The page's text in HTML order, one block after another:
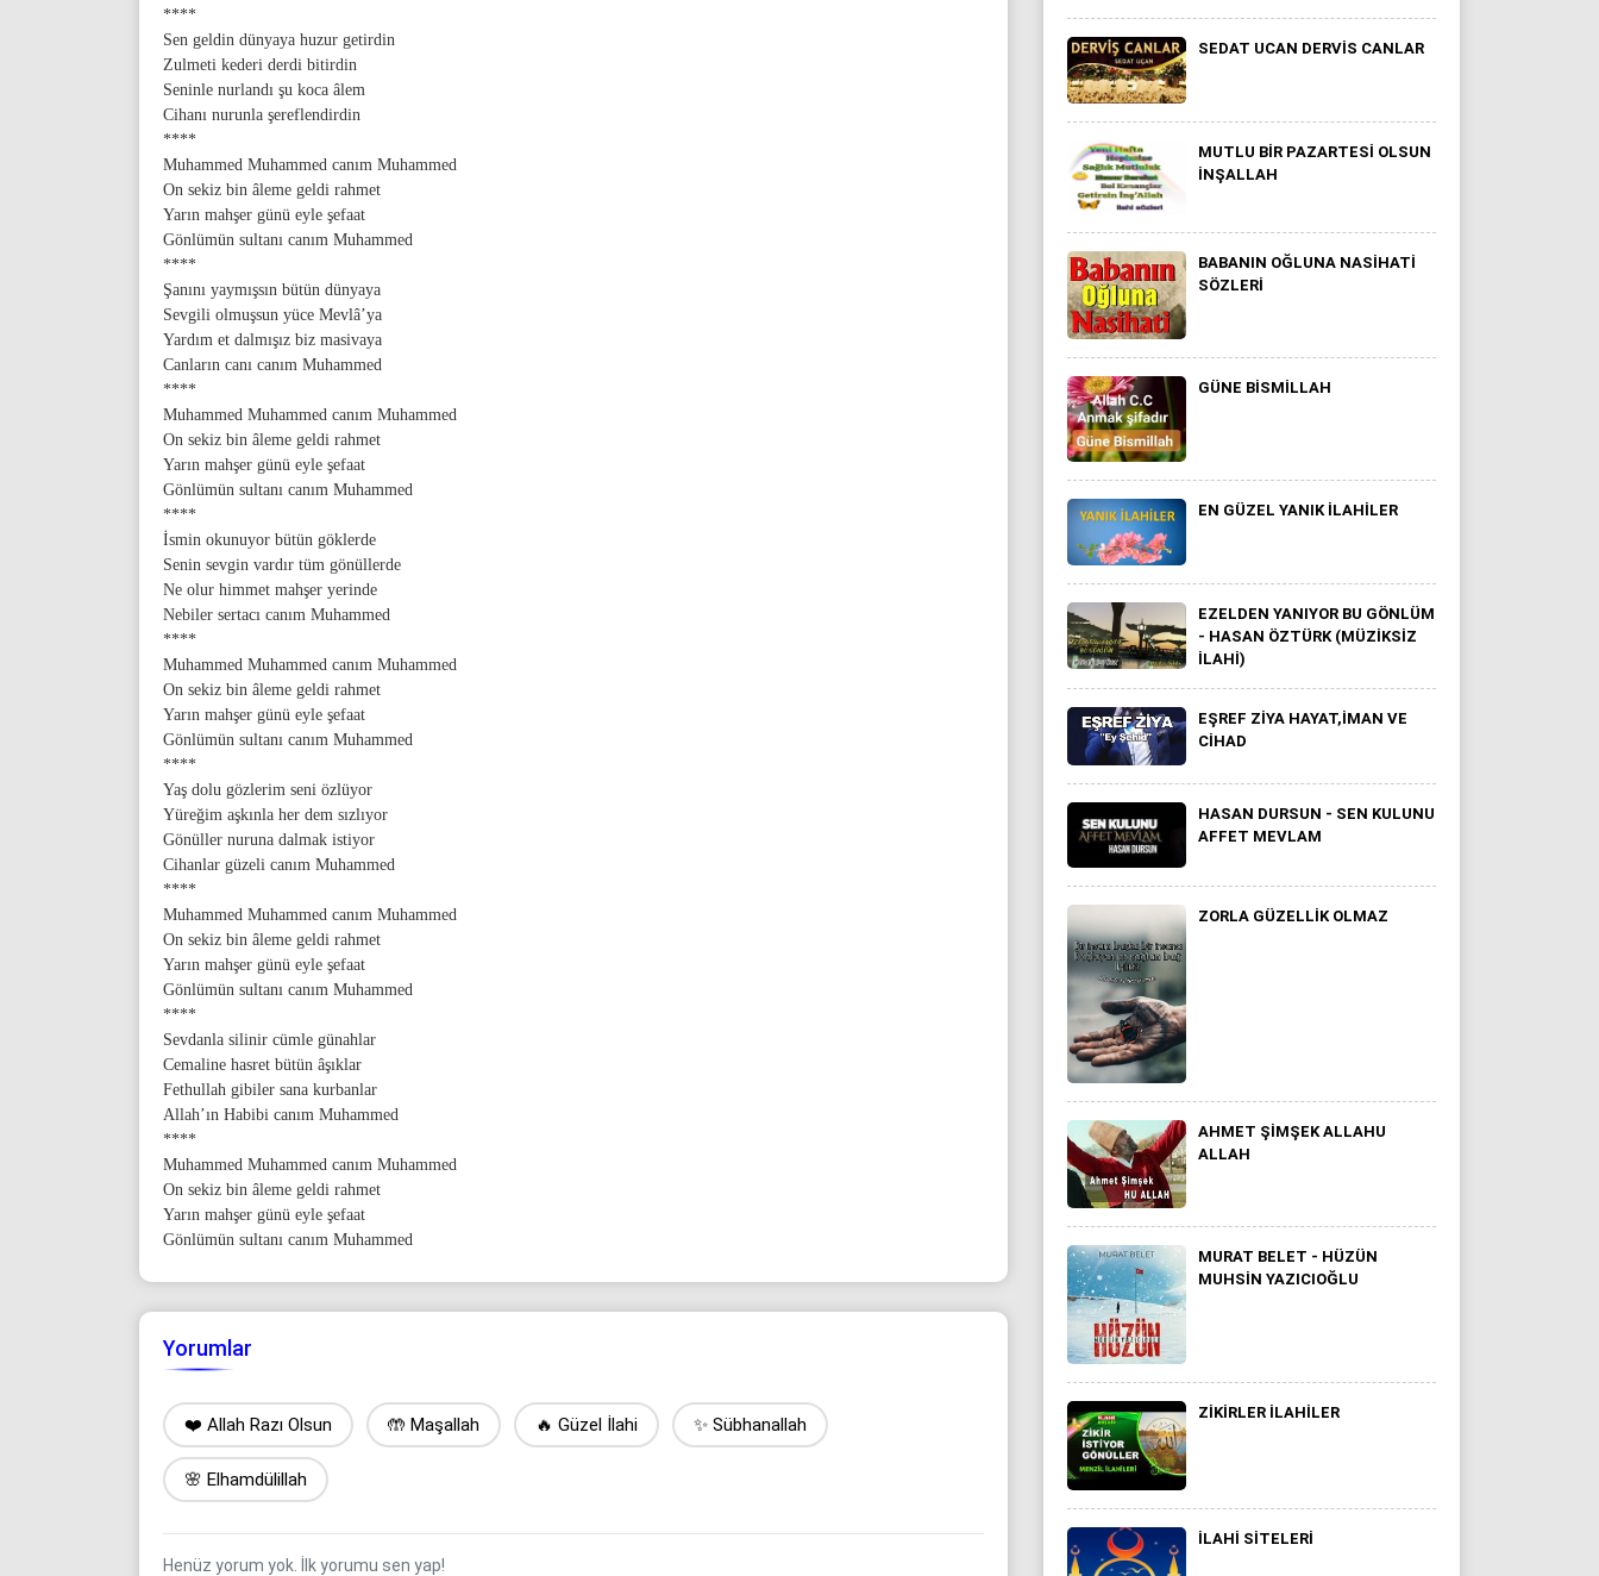
****
Sen geldin dünyaya huzur getirdin
Zulmeti kederi derdi bitirdin
Seninle nurlandı şu koca âlem
Cihanı nurunla şereflendirdin
****
Muhammed Muhammed canım Muhammed
On sekiz bin âleme geldi rahmet
Yarın mahşer günü eyle şefaat
Gönlümün sultanı canım Muhammed
****
Şanını yaymışsın bütün dünyaya
Sevgili olmuşsun yüce Mevlâ’ya
Yardım et dalmışız biz masivaya
Canların canı canım Muhammed
****
Muhammed Muhammed canım Muhammed
On sekiz bin âleme geldi rahmet
Yarın mahşer günü eyle şefaat
Gönlümün sultanı canım Muhammed
****
İsmin okunuyor bütün göklerde
Senin sevgin vardır tüm gönüllerde
Ne olur himmet mahşer yerinde
Nebiler sertacı canım Muhammed
****
Muhammed Muhammed canım Muhammed
On sekiz bin âleme geldi rahmet
Yarın mahşer günü eyle şefaat
Gönlümün sultanı canım Muhammed
****
Yaş dolu gözlerim seni özlüyor
Yüreğim aşkınla her dem sızlıyor
Gönüller nuruna dalmak istiyor
Cihanlar güzeli canım Muhammed
****
Muhammed Muhammed canım Muhammed
On sekiz bin âleme geldi rahmet
Yarın mahşer günü eyle şefaat
Gönlümün sultanı canım Muhammed
****
Sevdanla silinir cümle günahlar
Cemaline hasret bütün âşıklar
Fethullah gibiler sana kurbanlar
Allah’ın Habibi canım Muhammed
****
Muhammed Muhammed canım Muhammed
On sekiz bin âleme geldi rahmet
Yarın mahşer günü eyle şefaat
Gönlümün sultanı canım Muhammed
Yorumlar
❤️ Allah Razı Olsun 🤲 Maşallah 🔥 Güzel İlahi ✨ Sübhanallah
🌸 Elhamdülillah
Henüz yorum yok. İlk yorumu sen yap!
SEDAT UCAN DERVIS CANLAR
MUTLU BIR PAZARTESI OLSUN
INŞALLAH
BABANIN OĞLUNA NASIHATI
SÖZLERI
GÜNE BISMILLAH
EN GÜZEL YANIK ILAHILER
EZELDEN YANIYOR BU GÖNLÜM
- HASAN ÖZTÜRK (MÜZIKSIZ
İLAHI)
EŞREF ZIYA HAYAT,İMAN VE
CIHAD
HASAN DURSUN - SEN KULUNU
AFFET MEVLAM
ZORLA GÜZELLIK OLMAZ
AHMET ŞIMŞEK ALLAHU
ALLAH
MURAT BELET - HÜZÜN
MUHSIN YAZICIOĞLU
ZIKIRLER ILAHILER
ILAHI SITELERI